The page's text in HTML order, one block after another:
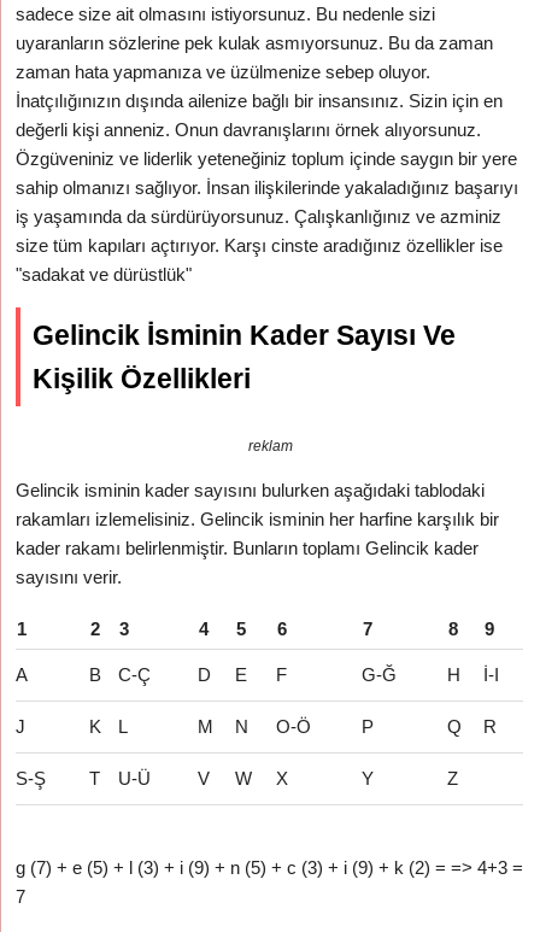
sadece size ait olmasını istiyorsunuz. Bu nedenle sizi
uyaranların sözlerine pek kulak asmıyorsunuz. Bu da zaman
zaman hata yapmanıza ve üzülmenize sebep oluyor.
İnatçılığınızın dışında ailenize bağlı bir insansınız. Sizin için en
değerli kişi anneniz. Onun davranışlarını örnek alıyorsunuz.
Özgüveniniz ve liderlik yeteneğiniz toplum içinde saygın bir yere
sahip olmanızı sağlıyor. İnsan ilişkilerinde yakaladığınız başarıyı
iş yaşamında da sürdürüyorsunuz. Çalışkanlığınız ve azminiz
size tüm kapıları açtırıyor. Karşı cinste aradığınız özellikler ise
"sadakat ve dürüstlük"
Gelincik İsminin Kader Sayısı Ve
Kişilik Özellikleri
reklam
Gelincik isminin kader sayısını bulurken aşağıdaki tablodaki
rakamları izlemelisiniz. Gelincik isminin her harfine karşılık bir
kader rakamı belirlenmiştir. Bunların toplamı Gelincik kader
sayısını verir.
1 2 3 4 5 6 7 8 9
A B C-Ç D E F G-Ğ H İ-I
J K L M N O-Ö P Q R
S-Ş T U-Ü V W X Y Z
g (7) + e (5) + l (3) + i (9) + n (5) + c (3) + i (9) + k (2) = => 4+3 =
7